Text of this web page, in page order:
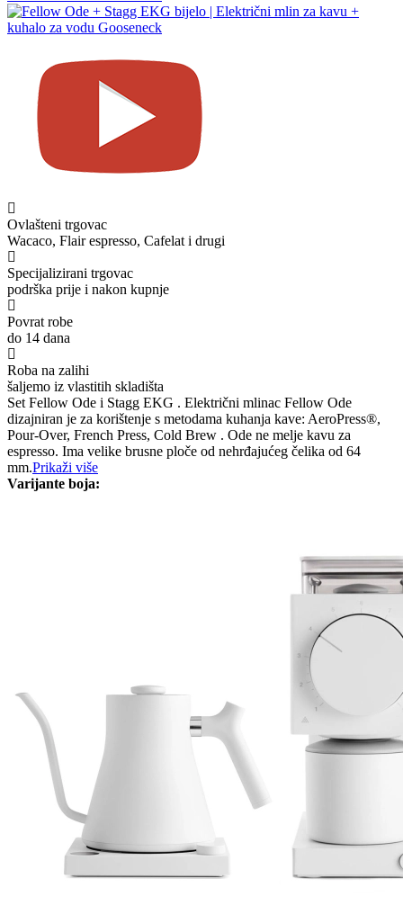
Ovlašteni trgovac
Wacaco, Flair espresso, Cafelat i drugi
Specijalizirani trgovac
podrška prije i nakon kupnje
Povrat robe
do 14 dana
Roba na zalihi
šaljemo iz vlastitih skladišta
Set Fellow Ode i Stagg EKG . Električni mlinac Fellow Ode
dizajniran je za korištenje s metodama kuhanja kave: AeroPress®,
Pour-Over, French Press, Cold Brew . Ode ne melje kavu za
espresso. Ima velike brusne ploče od nehrđajućeg čelika od 64
mm.Prikaži više
Varijante boja: